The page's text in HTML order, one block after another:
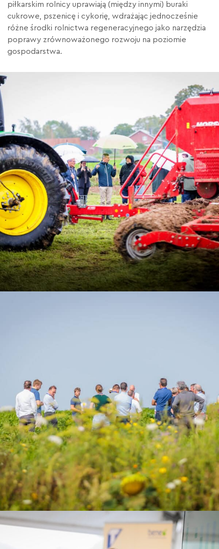
piłkarskim rolnicy uprawiają (między innymi) buraki
cukrowe, pszenicę i cykorię, wdrażając jednocześnie
różne środki rolnictwa regeneracyjnego jako narzędzia
poprawy zrównoważonego rozwoju na poziomie
gospodarstwa.